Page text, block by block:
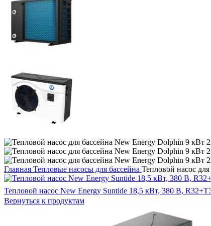
Главная Тепловые насосы для бассейна Тепловой насос
Тепловой насос New Energy Suntide 18,5 кВт, 380 В,
Вернуться к продуктам